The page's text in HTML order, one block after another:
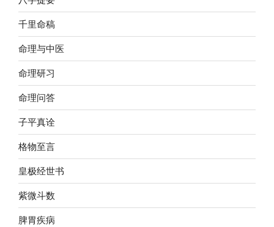
千里命稿
命理与中医
命理研习
命理问答
子平真诠
格物至言
皇极经世书
紫微斗数
脾胃疾病